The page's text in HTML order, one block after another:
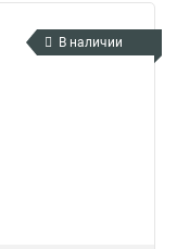
В наличии